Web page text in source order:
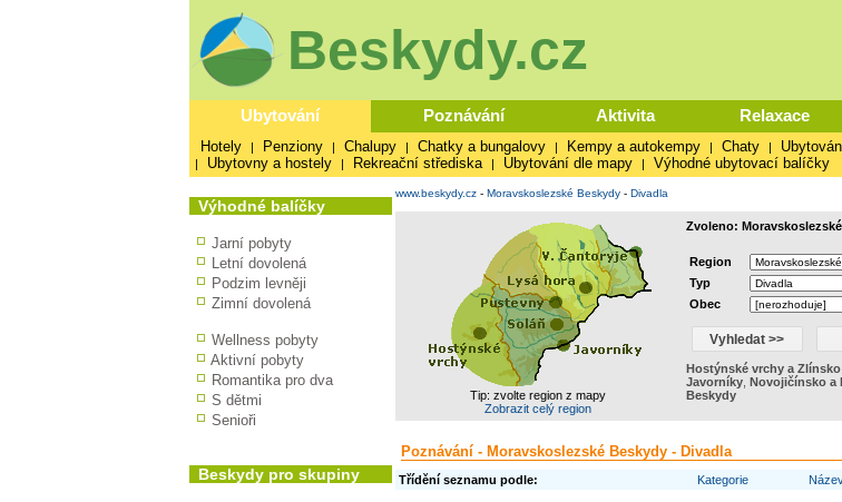
Beskydy.cz
Ubytování Poznávání Aktivita Relaxace
Hotely | Penziony | Chalupy | Chatky a bungalovy | Kempy a autokempy | Chaty |
| Ubytovny a hostely | Rekreační střediska | Ubytování dle mapy | Výhodné ubytovací balíčky
Výhodné balíčky
Jarní pobyty
Letní dovolená
Podzim levněji
Zimní dovolená
Wellness pobyty
Aktivní pobyty
Romantika pro dva
S dětmi
Senioři
Beskydy pro skupiny
www.beskydy.cz- Moravskoslezské Beskydy- Divadla
Tip: zvolte region z mapy
Zobrazit celý region
Zvoleno:
Region
Typ
Obec
Hostýnské vrchy a Zlínsko,
Javorníky, Novojičínsko a
Beskydy
Poznávání - Moravskoslezské Beskydy - Divadla
Třídění seznamu podle: Kategorie